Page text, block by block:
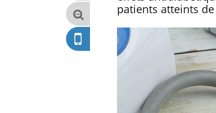
patients atteints